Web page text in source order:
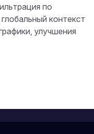
по
контекст
улучшения